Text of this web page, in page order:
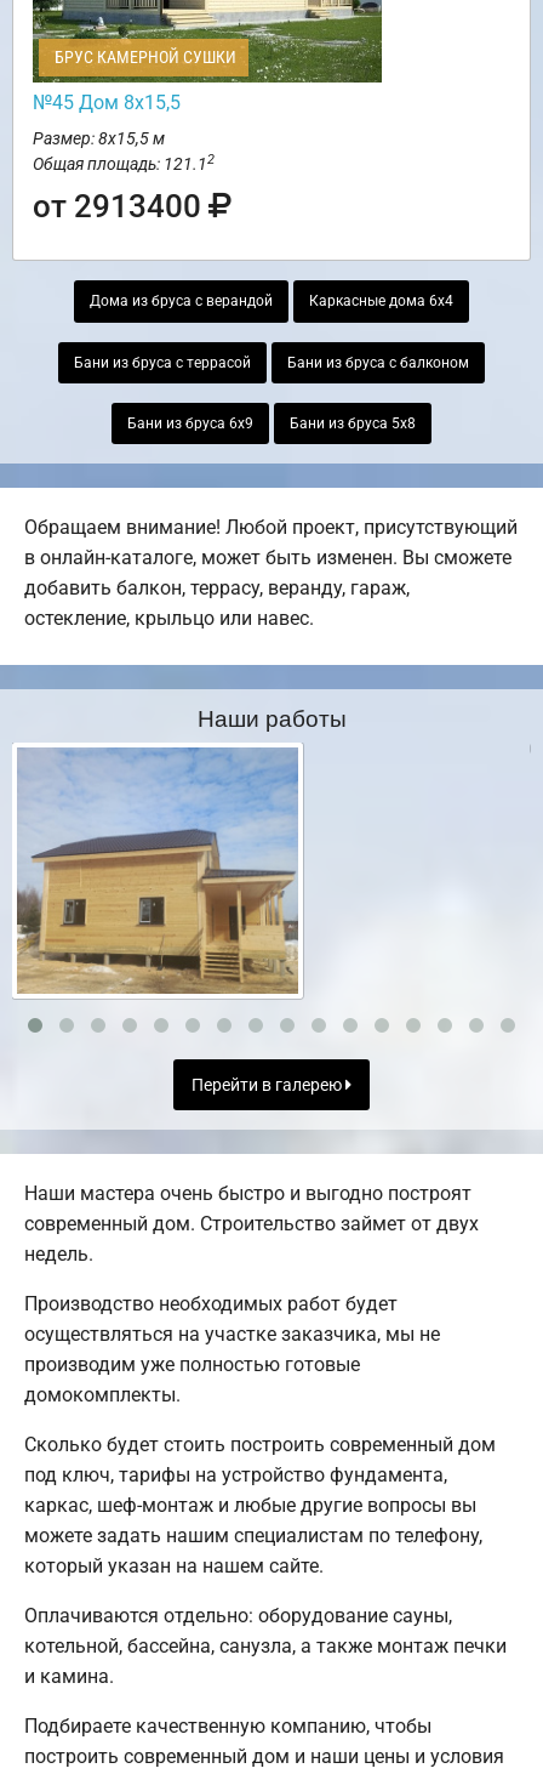
БРУС КАМЕРНОЙ СУШКИ
№45 Дом 8х15,5
Размер: 8х15,5 м
Общая площадь: 121.12
от 2913400
Дома из бруса с верандой Каркасные дома 6х4
Бани из бруса с террасой Бани из бруса с балконом
Бани из бруса 6х9 Бани из бруса 5х8
Обращаем внимание! Любой проект, присутствующий
в онлайн-каталоге, может быть изменен. Вы сможете
добавить балкон, террасу, веранду, гараж,
остекление, крыльцо или навес.
Наши работы
Перейти в галерею
Наши мастера очень быстро и выгодно построят
современный дом. Строительство займет от двух
недель.
Производство необходимых работ будет
осуществляться на участке заказчика, мы не
производим уже полностью готовые
домокомплекты.
Сколько будет стоить построить современный дом
под ключ, тарифы на устройство фундамента,
каркас, шеф-монтаж и любые другие вопросы вы
можете задать нашим специалистам по телефону,
который указан на нашем сайте.
Оплачиваются отдельно: оборудование сауны,
котельной, бассейна, санузла, а также монтаж печки
и камина.
Подбираете качественную компанию, чтобы
построить современный дом и наши цены и условия